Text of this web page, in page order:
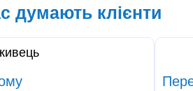
думають клієнти